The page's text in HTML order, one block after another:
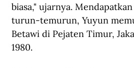
biasa," ujarnya.
turun-temurun, Yuyun
Betawi di Pejaten Timur,
1980.